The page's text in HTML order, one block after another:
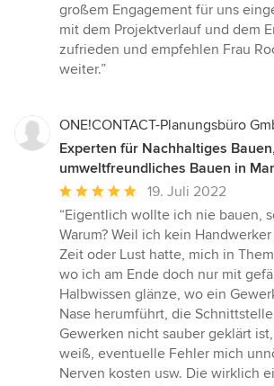
großem Engagement für uns
mit dem Projektverlauf und dem
zufrieden und empfehlen Frau
weiter.”
ONE!CONTACT-Planungsbüro
Experten für Nachhaltiges Bauen,
umweltfreundliches Bauen in
Durchschnittliche
Bewertung:
5
von
5
Sternen
19. Juli 2022
“Eigentlich wollte ich nie bauen,
Warum? Weil ich kein
Zeit oder Lust hatte, mich in
wo ich am Ende doch nur mit
Halbwissen glänze, wo ein
Nase herumführt, die
Gewerken nicht sauber geklärt
weiß, eventuelle Fehler mich
Nerven kosten usw. Die wirklich